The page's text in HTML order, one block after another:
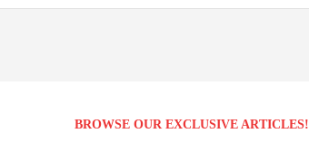
BROWSE OUR EXCLUSIVE ARTICLES!